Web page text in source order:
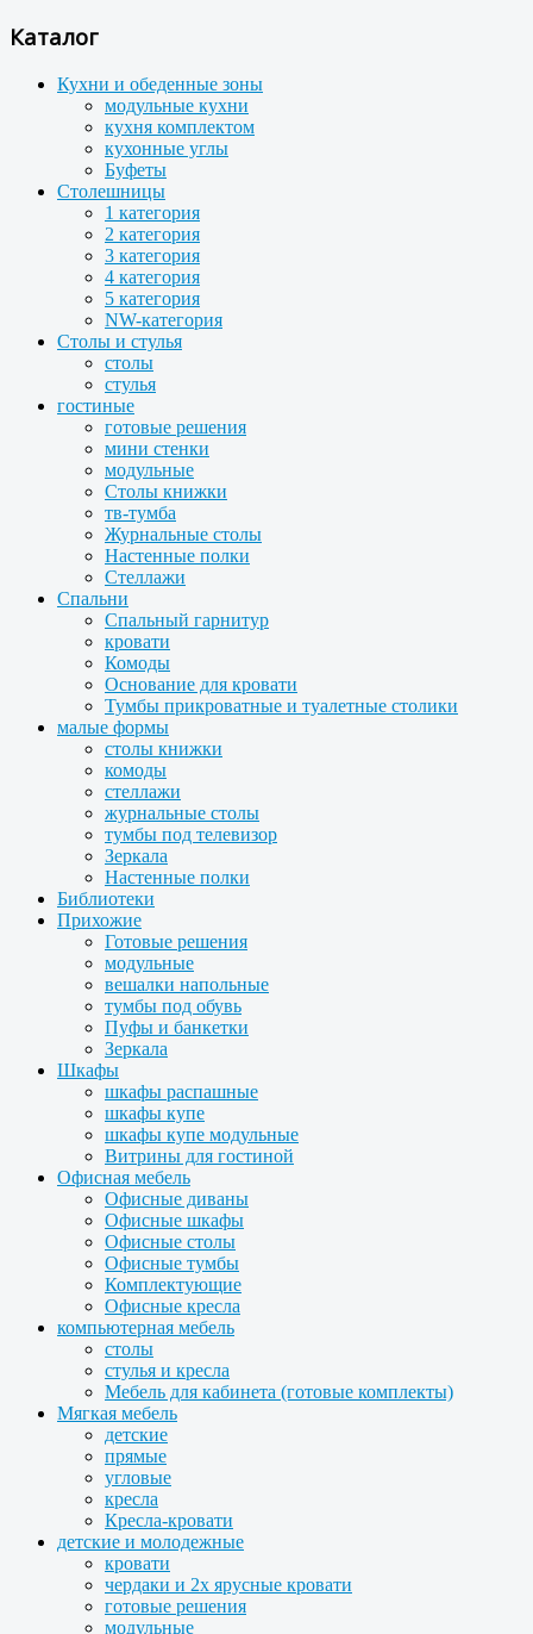
Каталог
Кухни и обеденные зоны
модульные кухни
кухня комплектом
кухонные углы
Буфеты
Столешницы
1 категория
2 категория
3 категория
4 категория
5 категория
NW-категория
Столы и стулья
столы
стулья
гостиные
готовые решения
мини стенки
модульные
Столы книжки
тв-тумба
Журнальные столы
Настенные полки
Стеллажи
Спальни
Спальный гарнитур
кровати
Комоды
Основание для кровати
Тумбы прикроватные и туалетные столики
малые формы
столы книжки
комоды
стеллажи
журнальные столы
тумбы под телевизор
Зеркала
Настенные полки
Библиотеки
Прихожие
Готовые решения
модульные
вешалки напольные
тумбы под обувь
Пуфы и банкетки
Зеркала
Шкафы
шкафы распашные
шкафы купе
шкафы купе модульные
Витрины для гостиной
Офисная мебель
Офисные диваны
Офисные шкафы
Офисные столы
Офисные тумбы
Комплектующие
Офисные кресла
компьютерная мебель
столы
стулья и кресла
Мебель для кабинета (готовые комплекты)
Мягкая мебель
детские
прямые
угловые
кресла
Кресла-кровати
детские и молодежные
кровати
чердаки и 2х ярусные кровати
готовые решения
модульные